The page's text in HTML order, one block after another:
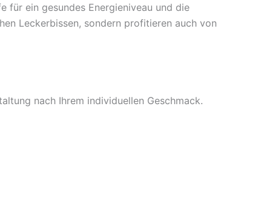
für ein gesundes Energieniveau und die
Leckerbissen, sondern profitieren auch von
nach Ihrem individuellen Geschmack.